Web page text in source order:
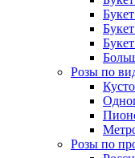
Розы по
Розы по